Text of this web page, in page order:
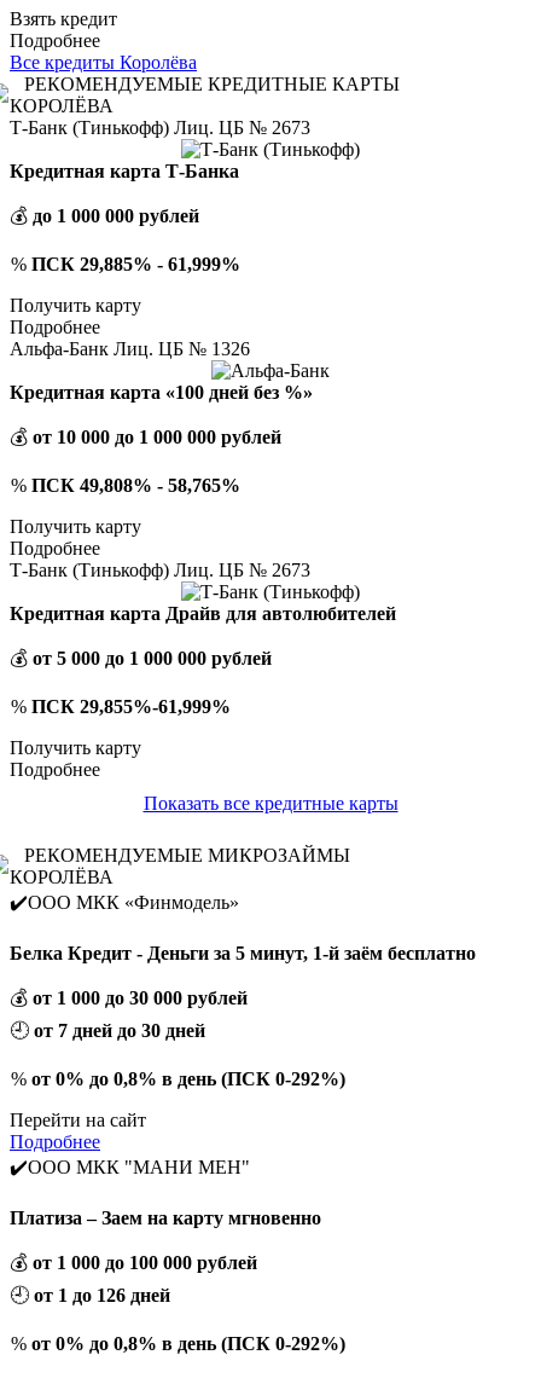
Взять кредит
Подробнее
Все кредиты Королёва
РЕКОМЕНДУЕМЫЕ КРЕДИТНЫЕ КАРТЫ
КОРОЛЁВА
Т-Банк (Тинькофф) Лиц. ЦБ № 2673
Кредитная карта Т-Банка
💰 до 1 000 000 рублей
% ПСК 29,885% - 61,999%
Получить карту
Подробнее
Альфа-Банк Лиц. ЦБ № 1326
Кредитная карта «100 дней без %»
💰 от 10 000 до 1 000 000 рублей
% ПСК 49,808% - 58,765%
Получить карту
Подробнее
Т-Банк (Тинькофф) Лиц. ЦБ № 2673
Кредитная карта Драйв для автолюбителей
💰 от 5 000 до 1 000 000 рублей
% ПСК 29,855%-61,999%
Получить карту
Подробнее
Показать все кредитные карты
РЕКОМЕНДУЕМЫЕ МИКРОЗАЙМЫ
КОРОЛЁВА
✔️ООО МКК «Финмодель»
Белка Кредит - Деньги за 5 минут, 1-й заём бесплатно
💰 от 1 000 до 30 000 рублей
🕘 от 7 дней до 30 дней
% от 0% до 0,8% в день (ПСК 0-292%)
Перейти на сайт
Подробнее
✔️ООО МКК "МАНИ МЕН"
Платиза – Заем на карту мгновенно
💰 от 1 000 до 100 000 рублей
🕘 от 1 до 126 дней
% от 0% до 0,8% в день (ПСК 0-292%)